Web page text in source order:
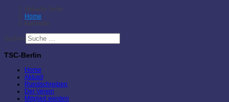
Aktuelle Seite:
Home
Kalender
Suchen
TSC-Berlin
Home
Aktuell
Rundschreiben
Der Verein
Mitglied werden